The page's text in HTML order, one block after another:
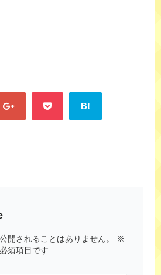
B!
開されることはありません。
※
須項目です